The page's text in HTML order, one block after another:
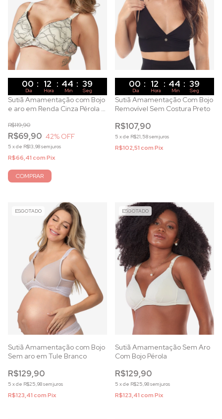
00 : 12 : 44 : 37
Dia Hora Min Seg
Sutiã Amamentação com Bojo
e aro em Renda Cinza Pérola e
R$69,90
R$119,90
42% OFF
5 xde R$13,98sem juros
R$66,41comPix
COMPRAR
00 : 12 : 44 : 37
Dia Hora Min Seg
Sutiã Amamentação Com Bojo
Removível Sem Costura Preto
R$107,90
5 xde R$21,58sem juros
R$102,51comPix
ESGOTADO
Sutiã Amamentação com Bojo
Sem aro em Tule Branco
R$129,90
5 xde R$25,98sem juros
R$123,41comPix
ESGOTADO
Sutiã Amamentação Sem Aro
Com Bojo Pérola
R$129,90
5 xde R$25,98sem juros
R$123,41comPix